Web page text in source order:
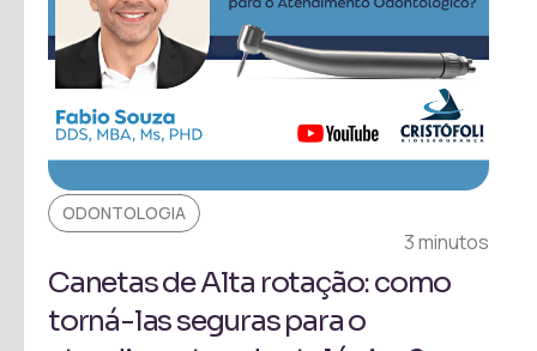
ODONTOLOGIA
3 minutos
Canetas de Alta rotação: como
torná-las seguras para o